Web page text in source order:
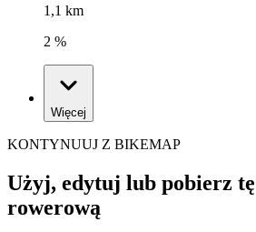
1,1 km
2 %
Więcej
KONTYNUUJ Z BIKEMAP
Użyj, edytuj lub pobierz
rowerową